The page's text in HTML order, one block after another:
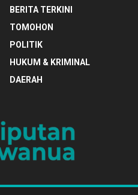
BERITA TERKINI
TOMOHON
POLITIK
HUKUM & KRIMINAL
DAERAH